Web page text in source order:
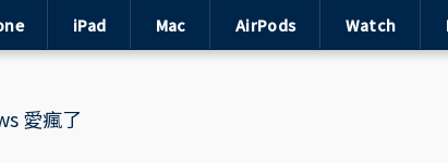
iPad Mac AirPods Watch